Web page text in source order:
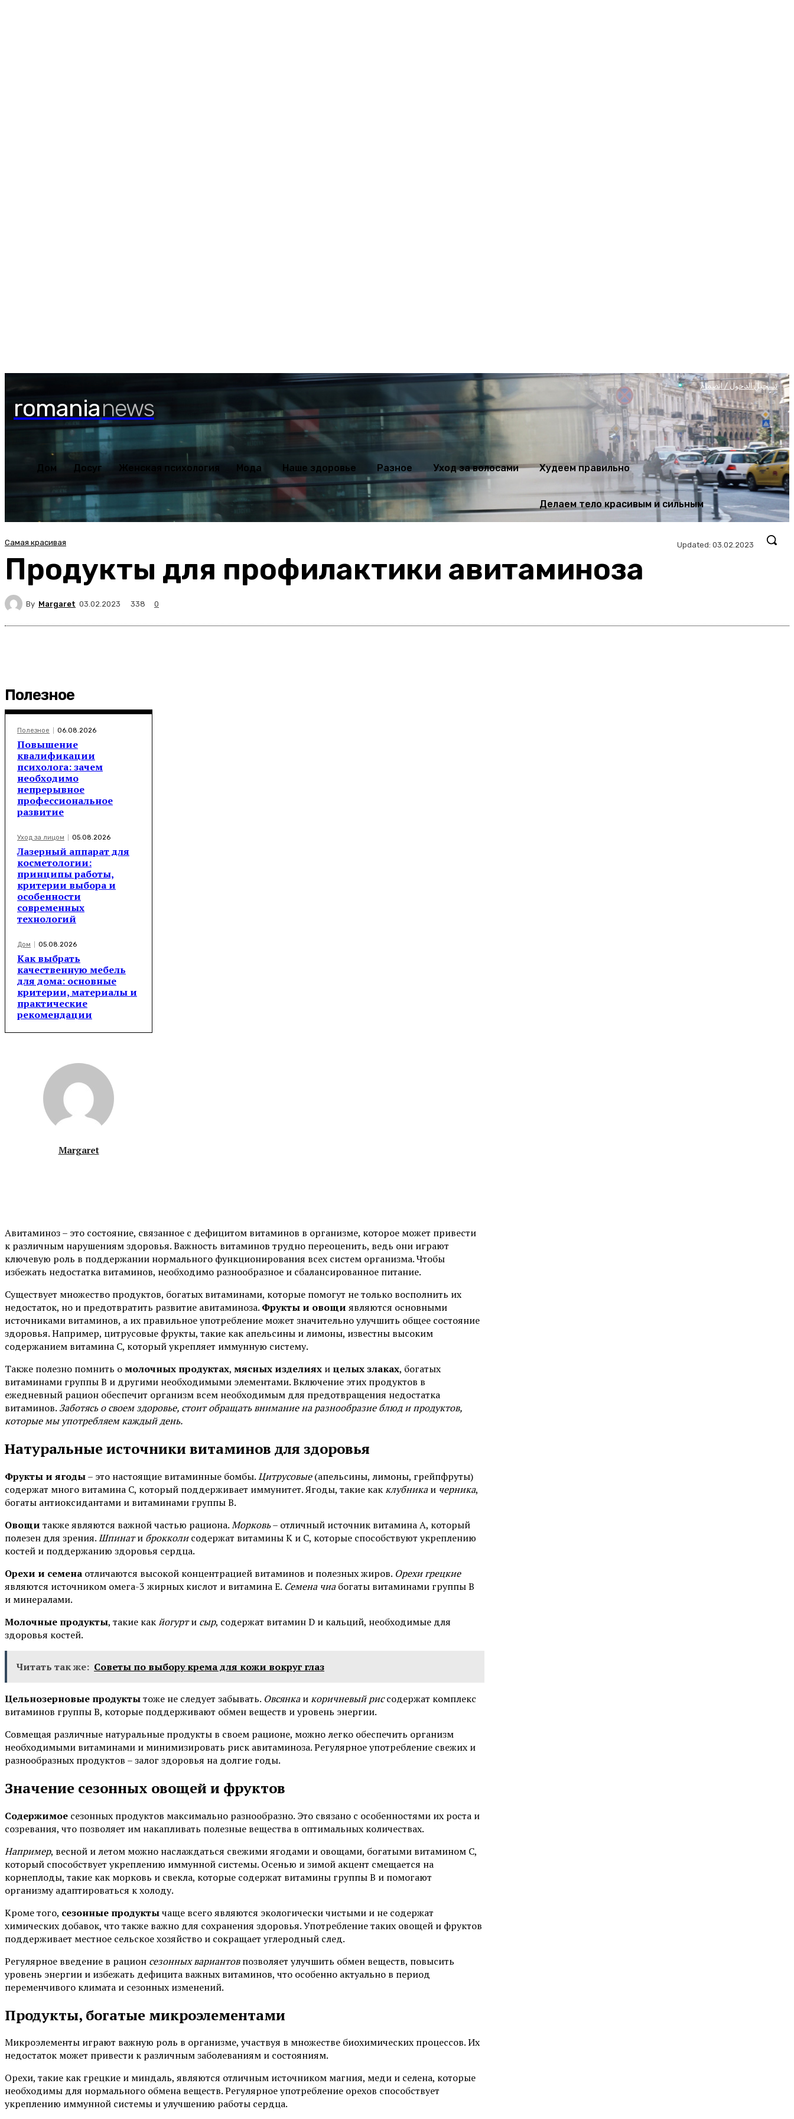
تسجيل الدخول / انضمام
romanianews
Дом Досуг Женская психология Мода Наше здоровье Разное Уход за волосами Худеем правильно
Делаем тело красивым и сильным
Самая красивая Updated: 03.02.2023
Продукты для профилактики авитаминоза
By Margaret 03.02.2023 338 0
Полезное
Полезное 06.08.2026
Повышение
квалификации
психолога: зачем
необходимо
непрерывное
профессиональное
развитие
Уход за лицом 05.08.2026
Лазерный аппарат для
косметологии:
принципы работы,
критерии выбора и
особенности
современных
технологий
Дом 05.08.2026
Как выбрать
качественную мебель
для дома: основные
критерии, материалы и
практические
рекомендации
Margaret
Авитаминоз – это состояние, связанное с дефицитом витаминов в организме, которое может привести
к различным нарушениям здоровья. Важность витаминов трудно переоценить, ведь они играют
ключевую роль в поддержании нормального функционирования всех систем организма. Чтобы
избежать недостатка витаминов, необходимо разнообразное и сбалансированное питание.
Существует множество продуктов, богатых витаминами, которые помогут не только восполнить их
недостаток, но и предотвратить развитие авитаминоза. Фрукты и овощи являются основными
источниками витаминов, а их правильное употребление может значительно улучшить общее состояние
здоровья. Например, цитрусовые фрукты, такие как апельсины и лимоны, известны высоким
содержанием витамина C, который укрепляет иммунную систему.
Также полезно помнить омолочных продуктах, мясных изделиях и целых злаках, богатых
витаминами группы B и другими необходимыми элементами. Включение этих продуктов в
ежедневный рацион обеспечит организм всем необходимым для предотвращения недостатка
витаминов. Заботясь о своем здоровье, стоит обращать внимание на разнообразие блюд и продуктов,
которые мы употребляем каждый день.
Натуральные источники витаминов для здоровья
Фрукты и ягоды– это настоящие витаминные бомбы.Цитрусовые(апельсины, лимоны, грейпфруты)
содержат много витамина C, который поддерживает иммунитет. Ягоды, такие какклубникаи черника,
богаты антиоксидантами и витаминами группы B.
Овощи также являются важной частью рациона.Морковь– отличный источник витамина A, который
полезен для зрения.Шпинати брокколисодержат витамины K и C, которые способствуют укреплению
костей и поддержанию здоровья сердца.
Орехи и семена отличаются высокой концентрацией витаминов и полезных жиров. Орехи грецкие
являются источником омега-3 жирных кислот и витамина E. Семена чиабогаты витаминами группы B
и минералами.
Молочные продукты, такие какйогурти сыр, содержат витамин D и кальций, необходимые для
здоровья костей.
Читать так же: Советы по выбору крема для кожи вокруг глаз
Цельнозерновые продуктытоже не следует забывать. Овсянкаикоричневый риссодержат комплекс
витаминов группы B, которые поддерживают обмен веществ и уровень энергии.
Совмещая различные натуральные продукты в своем рационе, можно легко обеспечить организм
необходимыми витаминами и минимизировать риск авитаминоза. Регулярное употребление свежих и
разнообразных продуктов – залог здоровья на долгие годы.
Значение сезонных овощей и фруктов
Содержимое сезонных продуктов максимально разнообразно. Это связано с особенностями их роста и
созревания, что позволяет им накапливать полезные вещества в оптимальных количествах.
Например, весной и летом можно наслаждаться свежими ягодами и овощами, богатыми витамином C,
который способствует укреплению иммунной системы. Осенью и зимой акцент смещается на
корнеплоды, такие как морковь и свекла, которые содержат витамины группы B и помогают
организму адаптироваться к холоду.
Кроме того, сезонные продуктычаще всего являются экологически чистыми и не содержат
химических добавок, что также важно для сохранения здоровья. Употребление таких овощей и фруктов
поддерживает местное сельское хозяйство и сокращает углеродный след.
Регулярное введение в рацион сезонных вариантовпозволяет улучшить обмен веществ, повысить
уровень энергии и избежать дефицита важных витаминов, что особенно актуально в период
переменчивого климата и сезонных изменений.
Продукты, богатые микроэлементами
Микроэлементы играют важную роль в организме, участвуя в множестве биохимических процессов. Их
недостаток может привести к различным заболеваниям и состояниям.
Орехи, такие как грецкие и миндаль, являются отличным источником магния, меди и селена, которые
необходимы для нормального обмена веществ. Регулярное употребление орехов способствует
укреплению иммунной системы и улучшению работы сердца.